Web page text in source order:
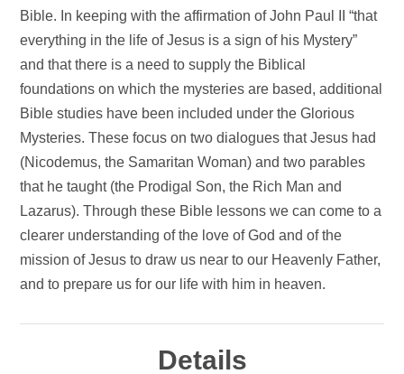
Bible. In keeping with the affirmation of John Paul II “that
everything in the life of Jesus is a sign of his Mystery”
and that there is a need to supply the Biblical
foundations on which the mysteries are based, additional
Bible studies have been included under the Glorious
Mysteries. These focus on two dialogues that Jesus had
(Nicodemus, the Samaritan Woman) and two parables
that he taught (the Prodigal Son, the Rich Man and
Lazarus). Through these Bible lessons we can come to a
clearer understanding of the love of God and of the
mission of Jesus to draw us near to our Heavenly Father,
and to prepare us for our life with him in heaven.
Details